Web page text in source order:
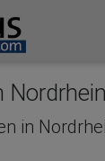
hilft
Ihr
in